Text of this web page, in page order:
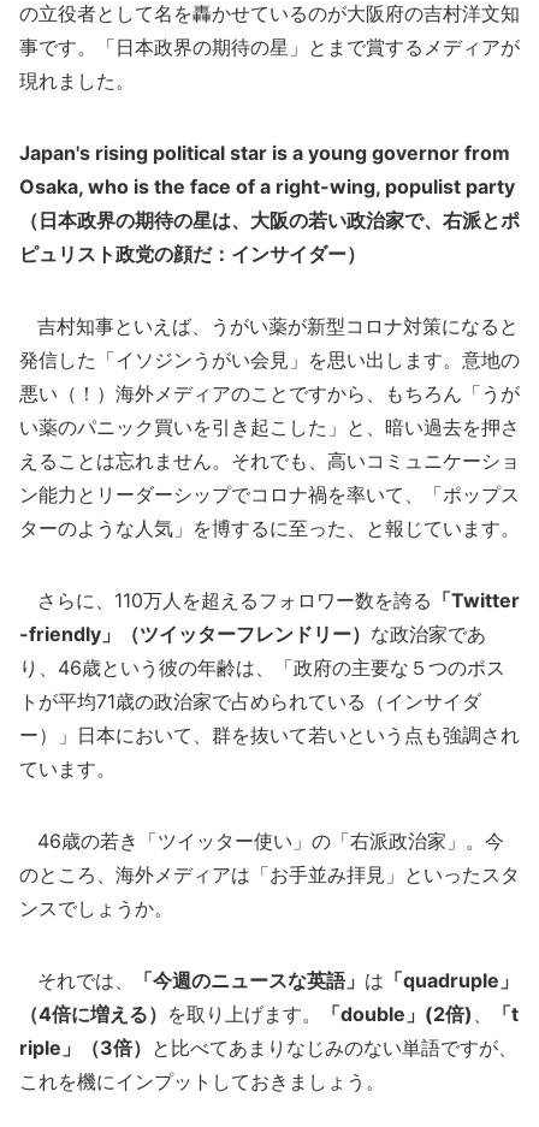
の立役者として名を轟かせているのが大阪府の吉村洋文知
事です。「日本政界の期待の星」とまで賞するメディアが
現れました。
Japan's rising political star is a young governor from
Osaka, who is the face of a right-wing, populist party
（日本政界の期待の星は、大阪の若い政治家で、右派とポ
ピュリスト政党の顔だ：インサイダー）
吉村知事といえば、うがい薬が新型コロナ対策になると
発信した「イソジンうがい会見」を思い出します。意地の
悪い（！）海外メディアのことですから、もちろん「うが
い薬のパニック買いを引き起こした」と、暗い過去を押さ
えることは忘れません。それでも、高いコミュニケーショ
ン能力とリーダーシップでコロナ禍を率いて、「ポップス
ターのような人気」を博するに至った、と報じています。
さらに、110万人を超えるフォロワー数を誇る 「Twitter
-friendly」（ツイッターフレンドリー） な政治家であ
り、46歳という彼の年齢は、「政府の主要な５つのポス
トが平均71歳の政治家で占められている（インサイダ
ー）」日本において、群を抜いて若いという点も強調され
ています。
46歳の若き「ツイッター使い」の「右派政治家」。今
のところ、海外メディアは「お手並み拝見」といったスタ
ンスでしょうか。
それでは、 「今週のニュースな英語」 は 「quadruple」
（4倍に増える） を取り上げます。 「double」(2倍) 、
「t
riple」（3倍） と比べてあまりなじみのない単語ですが、
これを機にインプットしておきましょう。